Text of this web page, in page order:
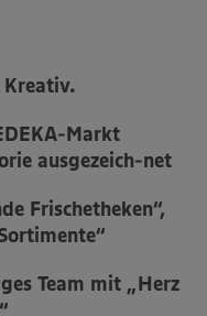
Markt
ausgezeich-net
Frischetheken“,
Team mit „Herz